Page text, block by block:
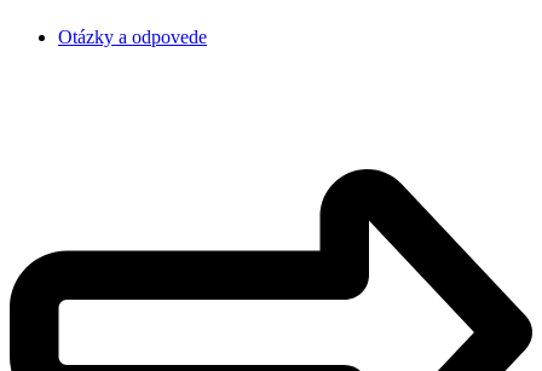
Otázky a odpovede